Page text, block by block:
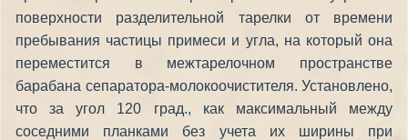
поверхности разделительной тарелки от времени
пребывания частицы примеси и угла, на который она
переместится в межтарелочном пространстве
барабана сепаратора-молокоочистителя. Установлено,
что за угол 120 град., как максимальный между
соседними планками без учета их ширины при